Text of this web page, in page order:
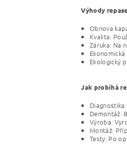
Výhody
Obnova
Kvalita:
Záruka: Na
Ekologický
Jak probíhá
Demontáž:
Výroba:
Montáž:
Testy: Po